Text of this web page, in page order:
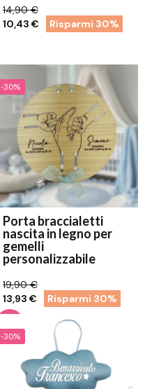
14,90 €
10,43 €
Risparmi 30%
-30%
Porta braccialetti
nascita in legno per
gemelli
personalizzabile
19,90 €
13,93 €
Risparmi 30%
-30%